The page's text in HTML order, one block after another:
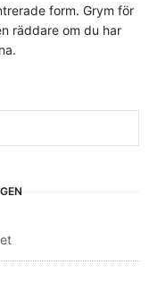
form. Grym för
räddare om du har